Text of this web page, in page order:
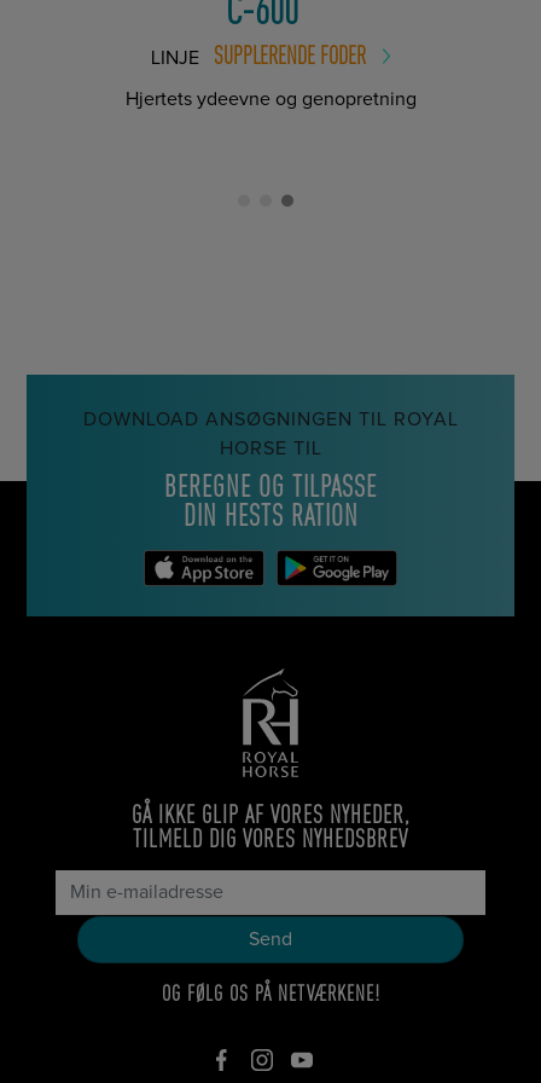
LINJE SUPPLERENDE FODER
Hjertets ydeevne og genopretning
DOWNLOAD ANSØGNINGEN TIL ROYAL
HORSE TIL
BEREGNE OG TILPASSE
DIN HESTS RATION
GÅ IKKE GLIP AF VORES NYHEDER,
TILMELD DIG VORES NYHEDSBREV
OG FØLG OS PÅ NETVÆRKENE!